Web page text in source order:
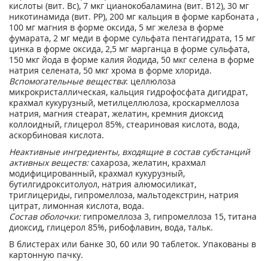
кислоты (вит. Вс), 7 мкг цианокобаламина (вит. В12), 30 мг
никотинамида (вит. РР), 200 мг кальция в форме карбоната ,
100 мг магния в форме оксида, 5 мг железа в форме
фумарата, 2 мг меди в форме сульфата пентагидрата, 15 мг
цинка в форме оксида, 2,5 мг марганца в форме сульфата,
150 мкг йода в форме калия йодида, 50 мкг селена в форме
натрия селената, 50 мкг хрома в форме хлорида.
Вспомогательные вещества: целлюлоза
микрокристаллическая, кальция гидрофосфата дигидрат,
крахмал кукурузный, метилцеллюлоза, кроскармеллоза
натрия, магния стеарат, желатин, кремния диоксид
коллоидный, глицерол 85%, стеариновая кислота, вода,
аскорбиновая кислота.
Неактивные ингредиенты, входящие в состав субстанций
активных веществ:сахароза, желатин, крахмал
модифицированный, крахмал кукурузный,
бутилгидрокситолуол, натрия алюмосиликат,
триглицериды, гипромеллоза, мальтодекстрин, натрия
цитрат, лимонная кислота, вода.
Состав оболочки:гипромеллоза 3, гипромеллоза 15, титана
диоксид, глицерол 85%, рибофлавин, вода, тальк.
В блистерах или банке 30, 60 или 90 таблеток. Упакованы в
картонную пачку.